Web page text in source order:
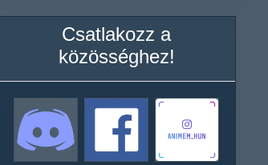
Csatlakozz a
közösséghez!